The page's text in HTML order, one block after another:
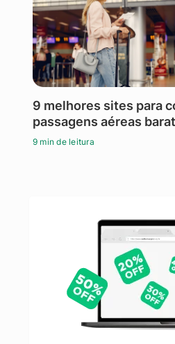
9 melhores sites para
passagens aéreas
9 min de leitura